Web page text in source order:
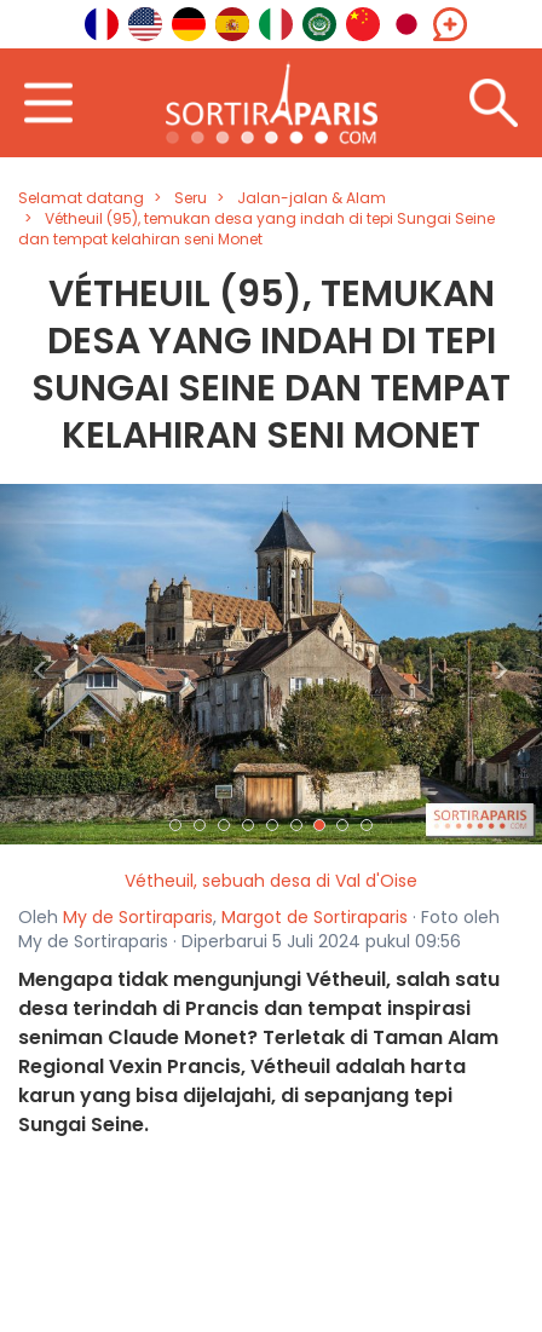
Selamat datang Seru
Jalan-jalan & Alam
Vétheuil (95), temukan desa yang indah di tepi Sungai Seine
dan tempat kelahiran seni Monet
VÉTHEUIL (95), TEMUKAN
DESA YANG INDAH DI TEPI
SUNGAI SEINE DAN TEMPAT
KELAHIRAN SENI MONET
< >
Vétheuil, sebuah desa di Val d'Oise
Oleh My de Sortiraparis, Margot de Sortiraparis · Foto oleh
My de Sortiraparis · Diperbarui 5 Juli 2024 pukul 09:56
Mengapa tidak mengunjungi Vétheuil, salah satu
desa terindah di Prancis dan tempat inspirasi
seniman Claude Monet? Terletak di Taman Alam
Regional Vexin Prancis, Vétheuil adalah harta
karun yang bisa dijelajahi, di sepanjang tepi
Sungai Seine.